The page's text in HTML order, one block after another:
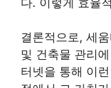
결론적으로, 세
및 건축물 관리
터넷을 통해 이